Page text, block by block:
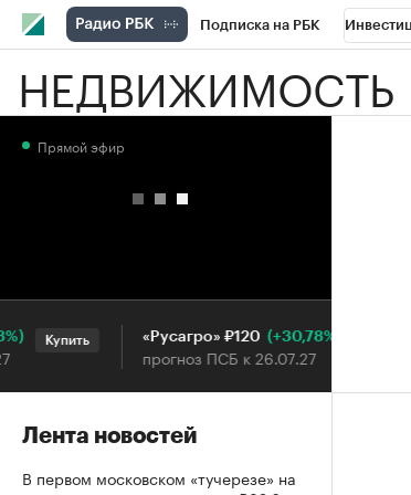
Подписка на РБК
РБК Вино Спорт Школа
НЕДВИЖИМОСТЬ
Прямой эфир
Купить «Русагро» ₽120 (+30,78%)
прогноз ПСБ к 26.07.27
Лента новостей
В первом московском «тучерезе» на